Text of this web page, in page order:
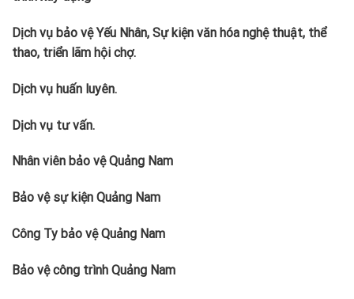
Dịch vụ bảo vệ Yếu Nhân, Sự kiện văn hóa nghệ thuật, thể
thao, triển lãm hội chợ.
Dịch vụ huấn luyên.
Dịch vụ tư vấn.
Nhân viên bảo vệ Quảng Nam
Bảo vệ sự kiện Quảng Nam
Công Ty bảo vệ Quảng Nam
Bảo vệ công trình Quảng Nam